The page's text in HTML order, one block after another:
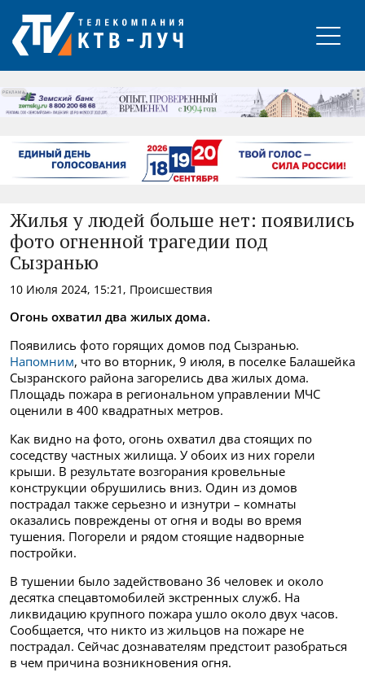
РЕКЛАМА
Жилья у людей больше нет: появились
фото огненной трагедии под
Сызранью
10 Июля 2024, 15:21, Происшествия
Огонь охватил два жилых дома.
Появились фото горящих домов под Сызранью.
Напомним, что во вторник, 9 июля, в поселке Балашейка
Сызранского района загорелись два жилых дома.
Площадь пожара в региональном управлении МЧС
оценили в 400 квадратных метров.
Как видно на фото, огонь охватил два стоящих по
соседству частных жилища. У обоих из них горели
крыши. В результате возгорания кровельные
конструкции обрушились вниз. Один из домов
пострадал также серьезно и изнутри – комнаты
оказались повреждены от огня и воды во время
тушения. Погорели и рядом стоящие надворные
постройки.
В тушении было задействовано 36 человек и около
десятка спецавтомобилей экстренных служб. На
ликвидацию крупного пожара ушло около двух часов.
Сообщается, что никто из жильцов на пожаре не
пострадал. Сейчас дознавателям предстоит разобраться
в чем причина возникновения огня.